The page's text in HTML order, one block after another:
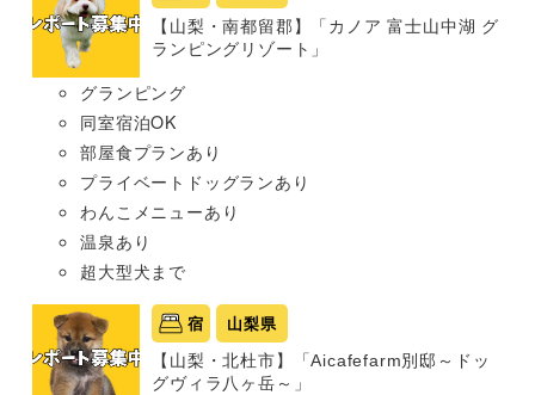
【山梨・南都留郡】「カノア 富士山中湖 グ
ランピングリゾート」
グランピング
同室宿泊OK
部屋食プランあり
プライベートドッグランあり
わんこメニューあり
温泉あり
超大型犬まで
宿 山梨県
【山梨・北杜市】「Aicafefarm別邸～ドッ
グヴィラ八ヶ岳～」